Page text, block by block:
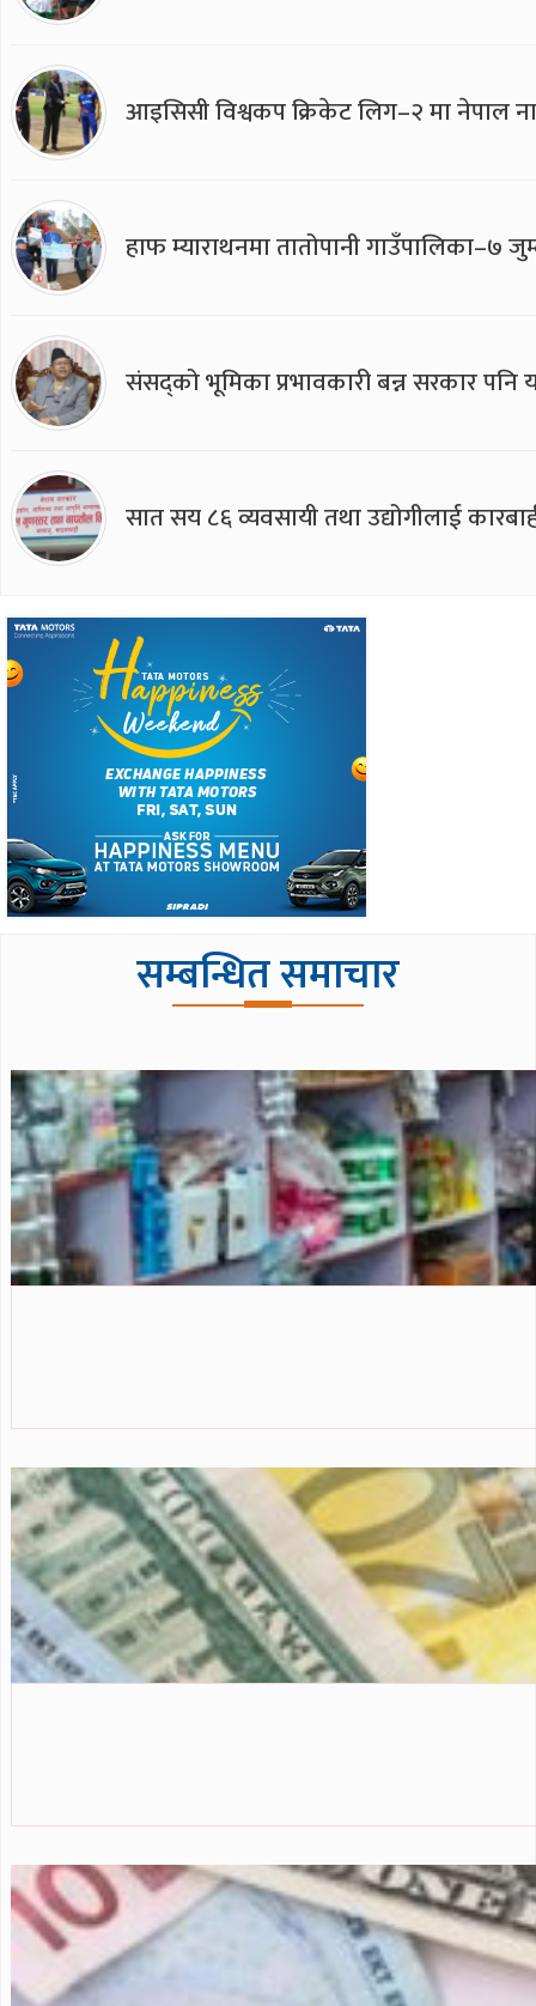
आइसिसी विश्वकप क्रिकेट लिग–२ मा नेपाल
हाफ म्याराथनमा तातोपानी गाउँपालिका–७
संसद्को भूमिका प्रभावकारी बन्न सरकार पनि
सात सय ८६ व्यवसायी तथा उद्योगीलाई
सम्बन्धित समाचार